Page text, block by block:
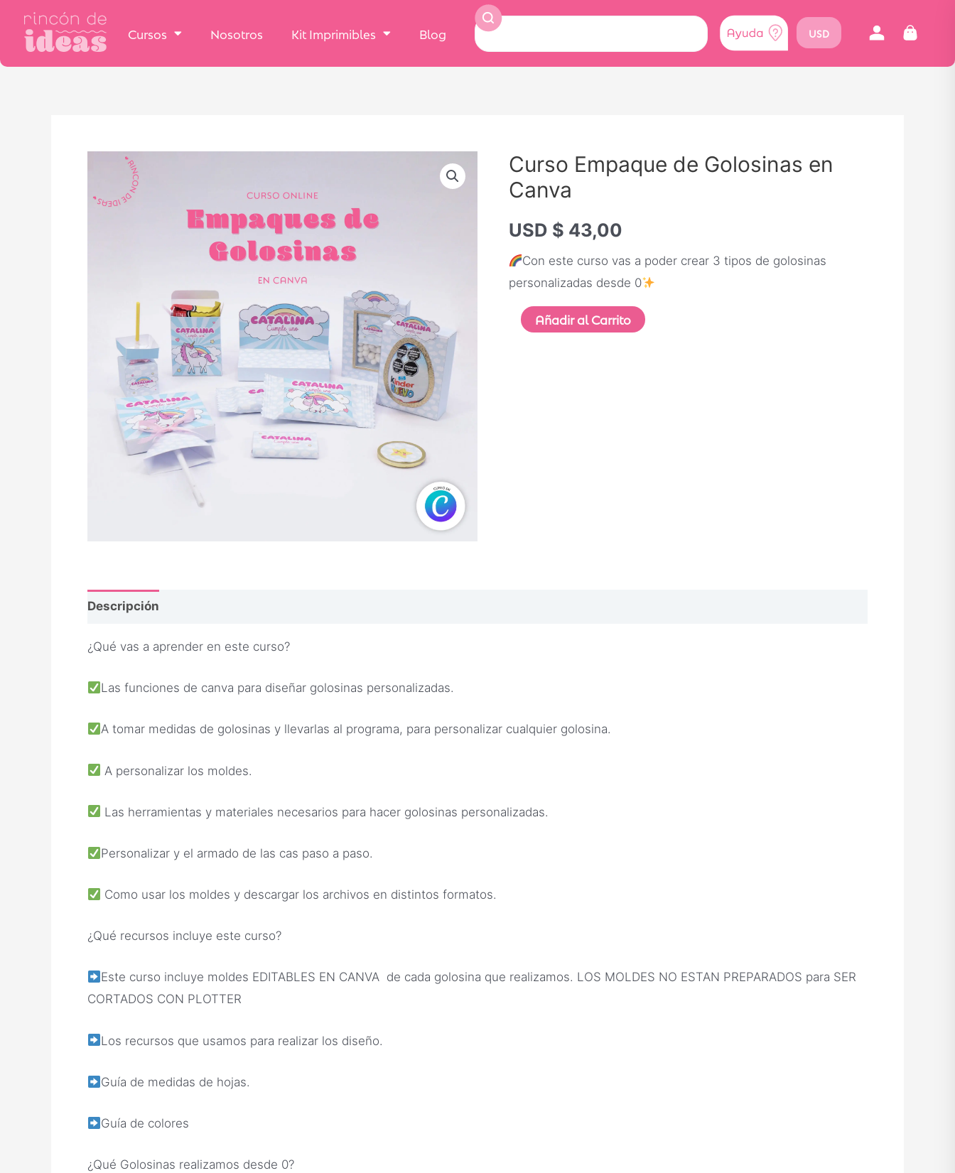
Cursos Nosotros Kit Imprimibles Blog USD
Curso Empaque de Golosinas en
Canva
USD $ 43,00
Con este curso vas a poder crear 3 tipos de golosinas
personalizadas desde 0
Añadir al Carrito
Descripción
¿Qué vas a aprender en este curso?
Las funciones de canva para diseñar golosinas personalizadas.
A tomar medidas de golosinas y llevarlas al programa, para personalizar cualquier golosina.
A personalizar los moldes.
Las herramientas y materiales necesarios para hacer golosinas personalizadas.
Personalizar y el armado de las cas paso a paso.
Como usar los moldes y descargar los archivos en distintos formatos.
¿Qué recursos incluye este curso?
Este curso incluye moldes EDITABLES EN CANVA de cada golosina que realizamos. LOS MOLDES NO ESTAN PREPARADOS para SER
CORTADOS CON PLOTTER
Los recursos que usamos para realizar los diseño.
Guía de medidas de hojas.
Guía de colores
¿Qué Golosinas realizamos desde 0?